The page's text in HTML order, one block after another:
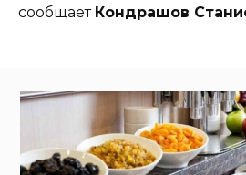
сообщает Кондрашов